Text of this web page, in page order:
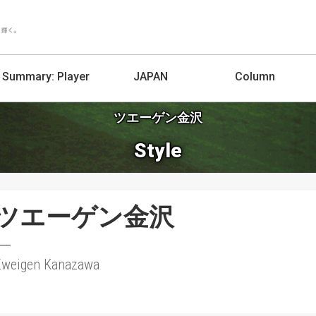
Summary: Player JAPAN Column
ツエーゲン金沢
Style
エーゲン金沢
Kanazawa